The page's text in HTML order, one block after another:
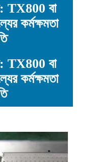
TX800 বা
কর্মক্ষমতা
TX800 বা
কর্মক্ষমতা